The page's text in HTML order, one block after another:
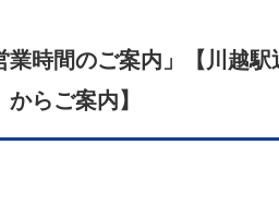
業時間のご案内」【川越
らご案内】